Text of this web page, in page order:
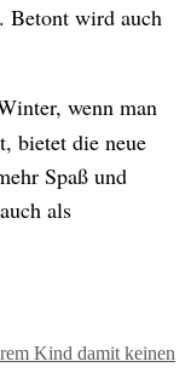
Betont wird auch
wenn man
bietet die neue
Spaß und
als
Kind damit keinen